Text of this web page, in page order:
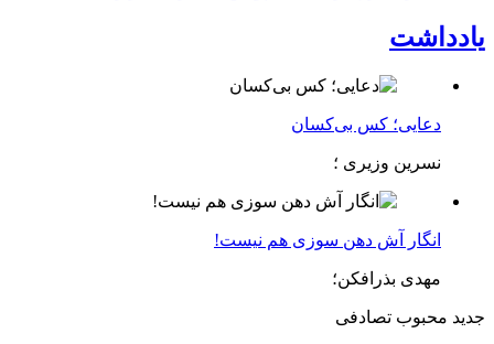
یادداشت
دعایی؛ کس بی‌کسان
نسرین وزیری ؛
انگار آش دهن سوزی هم نیست!
مهدی بذرافکن؛
جدید محبوب تصادفی